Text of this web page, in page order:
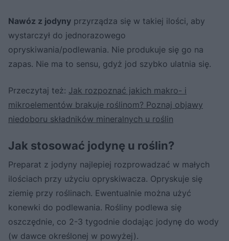
Nawóz z jodyny przyrządza się w takiej ilości, aby
wystarczył do jednorazowego
opryskiwania/podlewania. Nie produkuje się go na
zapas. Nie ma to sensu, gdyż jod szybko ulatnia się.
Przeczytaj też: Jak rozpoznać jakich makro- i
mikroelementów brakuje roślinom? Poznaj objawy
niedoboru składników mineralnych u roślin
Jak stosować jodynę u roślin?
Preparat z jodyny najlepiej rozprowadzać w małych
ilościach przy użyciu opryskiwacza. Opryskuje się
ziemię przy roślinach. Ewentualnie można użyć
konewki do podlewania. Rośliny podlewa się
oszczędnie, co 2-3 tygodnie dodając jodynę do wody
(w dawce określonej w powyżej).